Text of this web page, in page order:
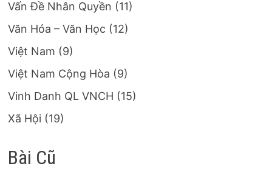
Vấn Đề Nhân Quyền (11)
Văn Hóa – Văn Học (12)
Việt Nam (9)
Việt Nam Cộng Hòa (9)
Vinh Danh QL VNCH (15)
Xã Hội (19)
Bài Cũ